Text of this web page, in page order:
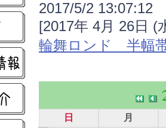
2017/5/2 13:07:12
[2017年 4月 26日 (
輪舞ロンド 半幅
日 月